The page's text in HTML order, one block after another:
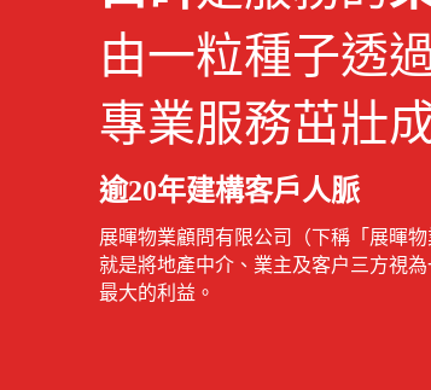
由一粒種子透
專業服務茁壯
逾20年建構客戶人脈
展暉物業顧問有限公司（下稱「展暉
就是將地產中介、業主及客户三方視
最大的利益。